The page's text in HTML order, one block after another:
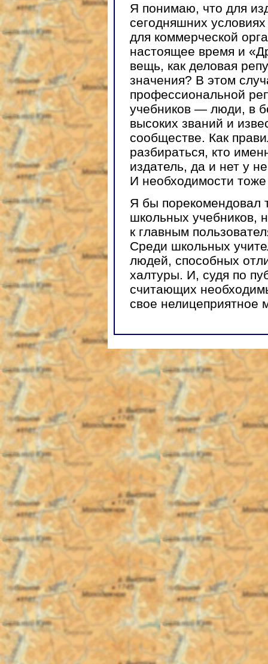
Я понимаю, что для
сегодняшних
для коммерческой
настоящее время и
вещь, как деловая
значения? В этом
профессиональной
учебников — люди, в
высоких званий и
сообществе. Как
разбираться, кто
издатель, да и нет у
И необходимости тоже
Я бы порекомендовал
школьных учебников,
к главным
Среди школьных
людей, способных
халтуры. И, судя по
считающих
свое нелицеприятное